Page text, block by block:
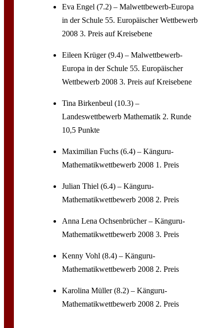
Eva Engel (7.2) – Malwettbewerb-Europa
in der Schule 55. Europäischer Wettbewerb
2008 3. Preis auf Kreisebene
Eileen Krüger (9.4) – Malwettbewerb-
Europa in der Schule 55. Europäischer
Wettbewerb 2008 3. Preis auf Kreisebene
Tina Birkenbeul (10.3) –
Landeswettbewerb Mathematik 2. Runde
10,5 Punkte
Maximilian Fuchs (6.4) – Känguru-
Mathematikwettbewerb 2008 1. Preis
Julian Thiel (6.4) – Känguru-
Mathematikwettbewerb 2008 2. Preis
Anna Lena Ochsenbrücher – Känguru-
Mathematikwettbewerb 2008 3. Preis
Kenny Vohl (8.4) – Känguru-
Mathematikwettbewerb 2008 2. Preis
Karolina Müller (8.2) – Känguru-
Mathematikwettbewerb 2008 2. Preis